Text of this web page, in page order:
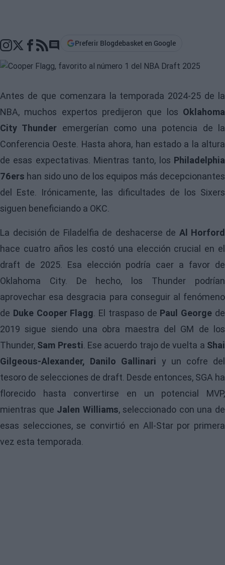
Go to comments section
Preferir Blogdebasket en Google
Antes de que comenzara la temporada 2024-25 de la
NBA, muchos expertos predijeron que los Oklahoma
City Thunder emergerían como una potencia de la
Conferencia Oeste. Hasta ahora, han estado a la altura
de esas expectativas. Mientras tanto, los Philadelphia
76ers han sido uno de los equipos más decepcionantes
del Este. Irónicamente, las dificultades de los Sixers
siguen beneficiando a OKC.
La decisión de Filadelfia de deshacerse de Al Horford
hace cuatro años les costó una elección crucial en el
draft de 2025. Esa elección podría caer a favor de
Oklahoma City. De hecho, los Thunder podrían
aprovechar esa desgracia para conseguir al fenómeno
de Duke Cooper Flagg. El traspaso de Paul George de
2019 sigue siendo una obra maestra del GM de los
Thunder, Sam Presti. Ese acuerdo trajo de vuelta a Shai
Gilgeous-Alexander, Danilo Gallinari y un cofre del
tesoro de selecciones de draft. Desde entonces, SGA ha
florecido hasta convertirse en un potencial MVP,
mientras que Jalen Williams, seleccionado con una de
esas selecciones, se convirtió en All-Star por primera
vez esta temporada.